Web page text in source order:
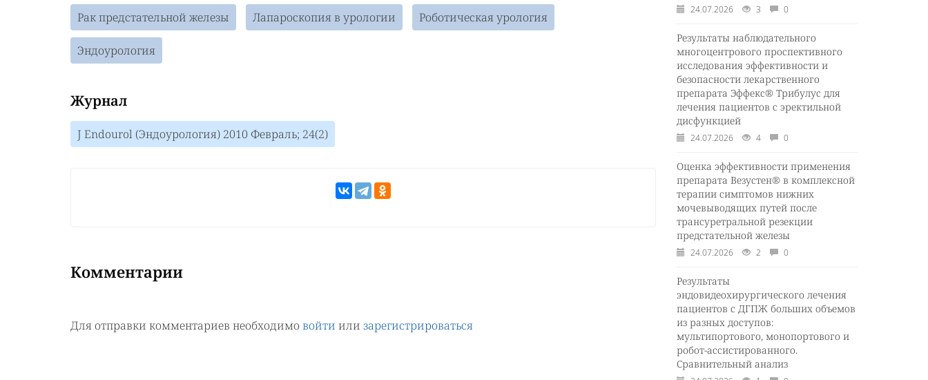
Рак предстательной железы Лапароскопия в урологии Роботическая урология
Эндоурология
Журнал
J Endourol (Эндоурология) 2010 Февраль; 24(2)
Комментарии
Для отправки комментариев необходимо войти или зарегистрироваться
24.07.2026 3 0
Результаты наблюдательного
многоцентрового проспективного
исследования эффективности и
безопасности лекарственного
препарата Эффекс® Трибулус для
лечения пациентов с эректильной
дисфункцией
24.07.2026 4 0
Оценка эффективности применения
препарата Везустен® в комплексной
терапии симптомов нижних
мочевыводящих путей после
трансуретральной резекции
предстательной железы
24.07.2026 2 0
Результаты
эндовидеохирургического лечения
пациентов с ДГПЖ больших объемов
из разных доступов:
мультипортового, монопортового и
робот-ассистированного.
Сравнительный анализ